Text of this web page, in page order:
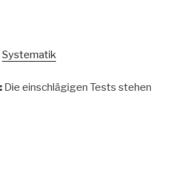
Systematik
Die einschlägigen Tests stehen